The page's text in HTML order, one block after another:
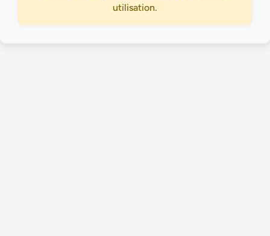
utilisation.